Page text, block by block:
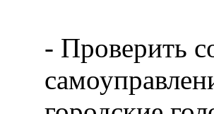
- Проверить